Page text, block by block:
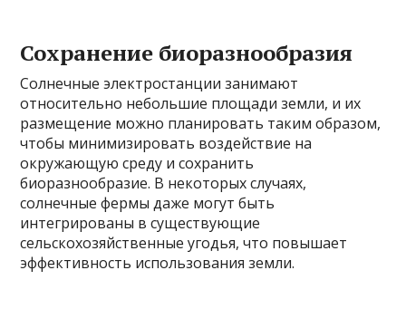
Сохранение биоразнообразия
Солнечные электростанции занимают
относительно небольшие площади земли, и их
размещение можно планировать таким образом,
чтобы минимизировать воздействие на
окружающую среду и сохранить
биоразнообразие. В некоторых случаях,
солнечные фермы даже могут быть
интегрированы в существующие
сельскохозяйственные угодья, что повышает
эффективность использования земли.